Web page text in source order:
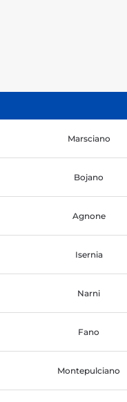
Marsciano
Bojano
Agnone
Isernia
Narni
Fano
Montepulciano